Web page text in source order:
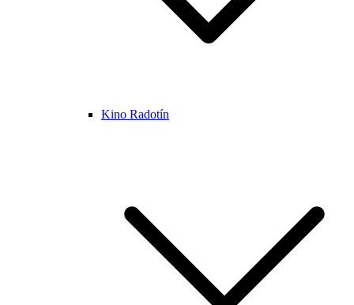
Kino Radotín